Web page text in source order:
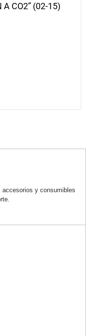
A CO2” (02-15)
accesorios y consumibles